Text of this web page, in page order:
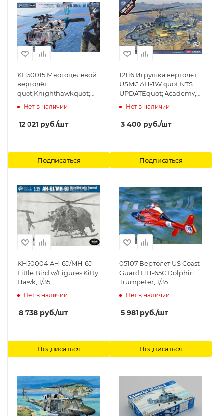
KH50015 Многоцелевой
вертолёт
quot;Knighthawkquot;
MH-60S Kitty Hawk, 1/35
Нет в наличии
12 021 руб./шт
Подписаться
12116 Игрушка вертолёт
USMC AH-1W quot;NTS
UPDATEquot; Academy,
1/35Нет в наличии
3 400 руб./шт
Подписаться
KH50004 AH-6J/MH-6J
Little Bird w/Figures Kitty
Hawk, 1/35
Нет в наличии
8 738 руб./шт
Подписаться
05107 Вертолет US Coast
Guard HH-65C Dolphin
Trumpeter, 1/35
Нет в наличии
5 981 руб./шт
Подписаться